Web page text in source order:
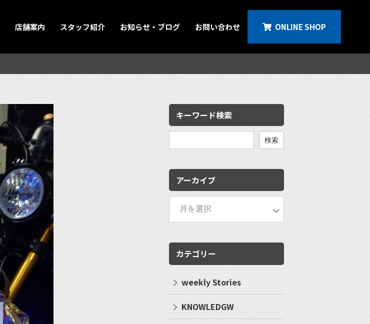
店舗案内 スタッフ紹介 お知らせ・ブログ お問い合わせ ONLINE SHOP
キーワード検索
検
アーカイブ
カテゴリー
weekly Stories
KNOWLEDGW